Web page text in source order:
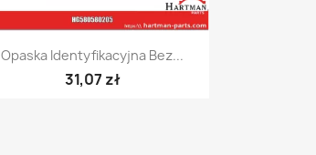
Szybki podgląd
Opaska Identyfikacyjna Bez...
31,07 zł